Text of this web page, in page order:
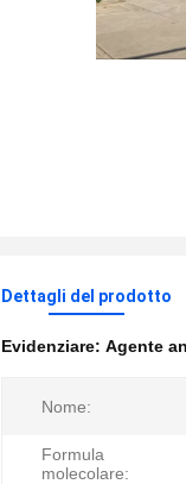
Dettagli del prodotto
Evidenziare: Agente
Nome:
Formula
molecolare: